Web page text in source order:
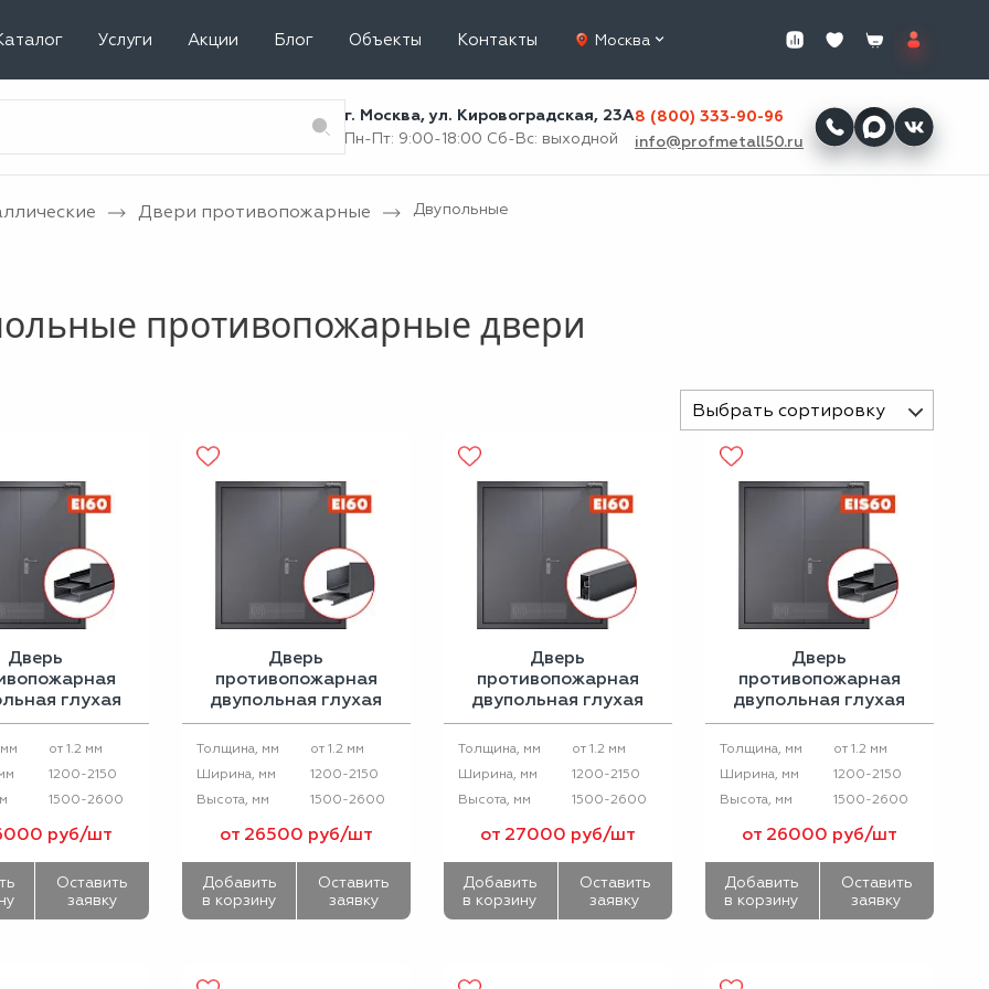
Услуги Акции Блог Объекты Контакты Москва
г. Москва, ул. Кировоградская, 23А
Пн-Пт: 9:00-18:00 Сб-Вс: выходной
8 (800) 333-90-96
info@profmetall50.ru
Двери противопожарные Двупольные
противопожарные двери
Выбрать сортировку
Дверь
глухая
EI-60
от 1.2 мм
1200-2150
1500-2600
руб/шт
Оставить
заявку
Дверь
противопожарная
двупольная глухая
ДПМ EI-60 (порог 14
Толщина, мм
от 1.2 мм
Ширина, мм
1200-2150
Высота, мм
1500-2600
от 26500 руб/шт
Добавить
в корзину
Оставить
заявку
Дверь
противопожарная
двупольная глухая
ДПМ EI-60 с
выпадающим порогом
Толщина, мм
от 1.2 мм
Ширина, мм
1200-2150
Высота, мм
1500-2600
от 27000 руб/шт
Добавить
в корзину
Оставить
заявку
Дверь
противопожарная
двупольная глухая
ДПМ EIS-60
Толщина, мм
от 1.2 мм
Ширина, мм
1200-2150
Высота, мм
1500-2600
от 26000 руб/шт
Добавить
в корзину
Оставить
заявку